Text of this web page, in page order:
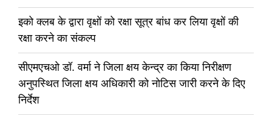
इको क्लब के द्वारा वृक्षों को रक्षा सूत्र बांध कर लिया वृक्षों की
रक्षा करने का संकल्प
सीएमएचओ डॉ. वर्मा ने जिला क्षय केन्द्र का किया निरीक्षण
अनुपस्थित जिला क्षय अधिकारी को नोटिस जारी करने के दिए
निर्देश